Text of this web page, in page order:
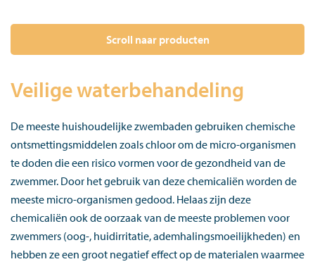
Scroll naar producten
Veilige waterbehandeling
De meeste huishoudelijke zwembaden gebruiken chemische
ontsmettingsmiddelen zoals chloor om de micro-organismen
te doden die een risico vormen voor de gezondheid van de
zwemmer. Door het gebruik van deze chemicaliën worden de
meeste micro-organismen gedood. Helaas zijn deze
chemicaliën ook de oorzaak van de meeste problemen voor
zwemmers (oog-, huidirritatie, ademhalingsmoeilijkheden) en
hebben ze een groot negatief effect op de materialen waarmee